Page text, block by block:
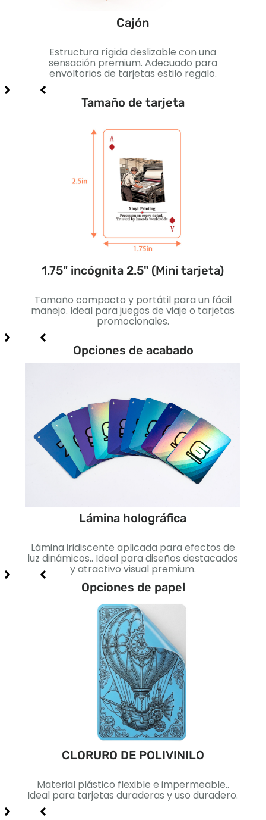
Cajón
Estructura rígida deslizable con una
sensación premium. Adecuado para
envoltorios de tarjetas estilo regalo.
Tamaño de tarjeta
1.75" incógnita 2.5" (Mini tarjeta)
Tamaño compacto y portátil para un fácil
manejo. Ideal para juegos de viaje o tarjetas
promocionales.
Opciones de acabado
Lámina holográfica
Lámina iridiscente aplicada para efectos de
luz dinámicos.. Ideal para diseños destacados
y atractivo visual premium.
Opciones de papel
CLORURO DE POLIVINILO
Material plástico flexible e impermeable..
Ideal para tarjetas duraderas y uso duradero.